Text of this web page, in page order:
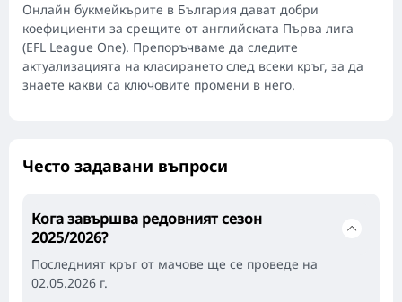
Онлайн букмейкърите в България дават добри
коефициенти за срещите от английската Първа лига
(EFL League One). Препоръчваме да следите
актуализацията на класирането след всеки кръг, за да
знаете какви са ключовите промени в него.
Често задавани въпроси
Кога завършва редовният сезон
2025/2026?
Последният кръг от мачове ще се проведе на
02.05.2026 г.